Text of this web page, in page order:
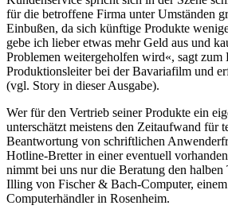
für die betroffene Firma unter Umständen
Einbußen, da sich künftige Produkte
gebe ich lieber etwas mehr Geld aus und
Problemen weitergeholfen wird«, sagt zum
Produktionsleiter bei der Bavariafilm und
(vgl. Story in dieser Ausgabe).
Wer für den Vertrieb seiner Produkte ein
unterschätzt meistens den Zeitaufwand für
Beantwortung von schriftlichen
Hotline-Bretter in einer eventuell
nimmt bei uns nur die Beratung den halben
Illing von Fischer & Bach-Computer,
Computerhändler in Rosenheim.